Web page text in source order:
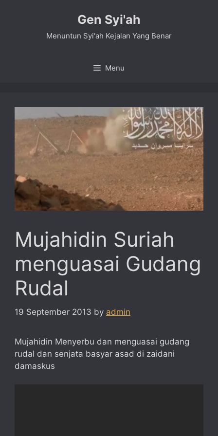
Gen Syi'ah
Menuntun Syi'ah Kejalan Yang Benar
Menu
Mujahidin Suriah
menguasai Gudang
Rudal
19 September 2013 by admin
Mujahidin Menyerbu dan menguasai gudang
rudal dan senjata basyar asad di zaidani
damaskus